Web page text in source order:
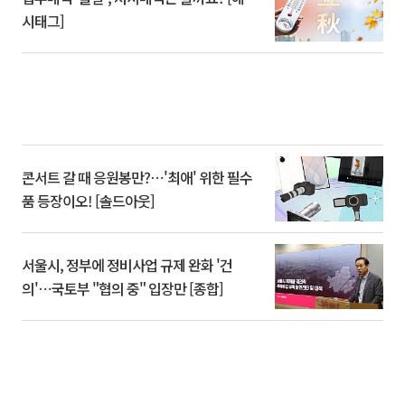
시태그]
콘서트 갈 때 응원봉만?⋯'최애' 위한 필수
품 등장이오! [솔드아웃]
서울시, 정부에 정비사업 규제 완화 '건
의'⋯국토부 "협의 중" 입장만 [종합]